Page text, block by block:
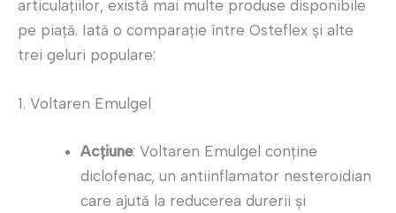
articulațiilor, există mai multe produse disponibile
pe piață. Iată o comparație între Osteflex și alte
trei geluri populare:
1. Voltaren Emulgel
Acțiune: Voltaren Emulgel conține
diclofenac, un antiinflamator nesteroidian
care ajută la reducerea durerii și